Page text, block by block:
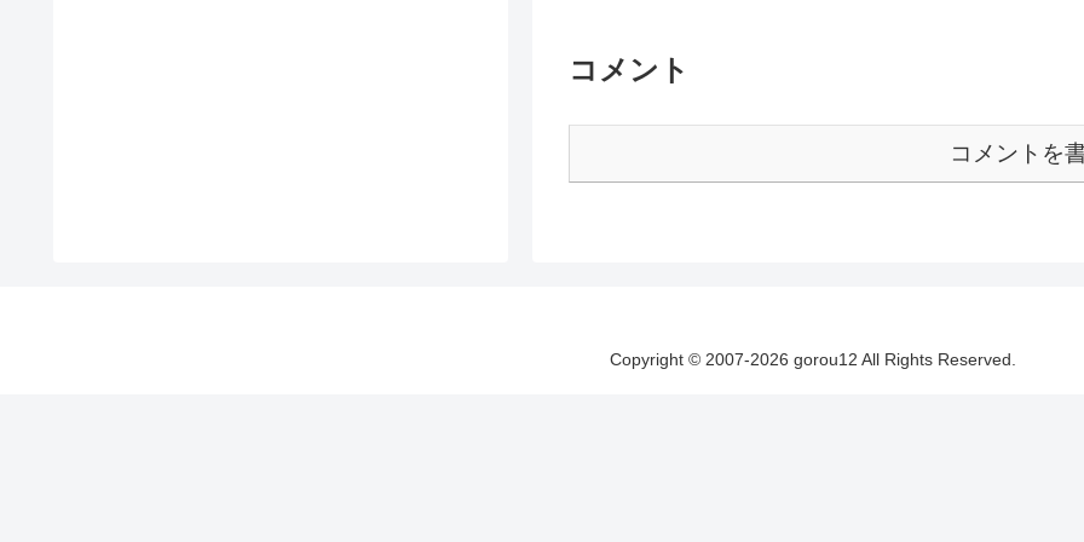
コメント
コメントを
Copyright © 2007-2026 gorou12 All Rights Reserved.